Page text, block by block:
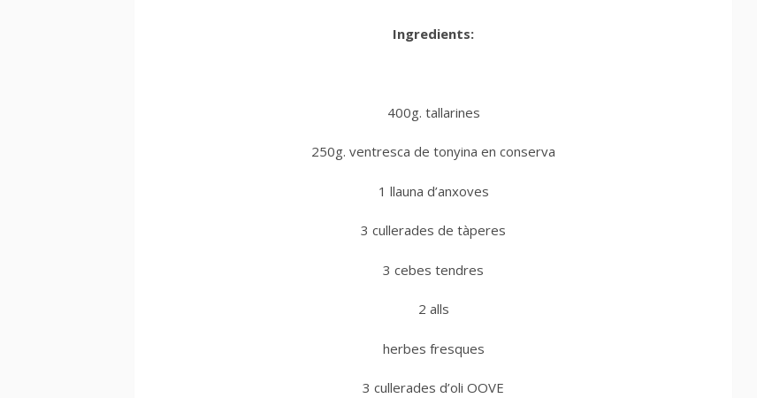
Ingredients:
400g. tallarines
250g. ventresca de tonyina en conserva
1 llauna d’anxoves
3 cullerades de tàperes
3 cebes tendres
2 alls
herbes fresques
3 cullerades d’oli OOVE